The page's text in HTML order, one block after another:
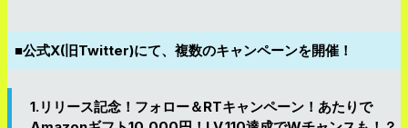
■公式X(旧Twitter)にて、複数のキャンペーンを開催！
1.リリース記念！フォロー＆RTキャンペーン！あたりで